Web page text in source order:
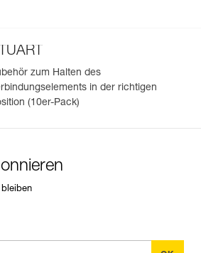
zum Halten des
in der richtigen
(10er-Pack)